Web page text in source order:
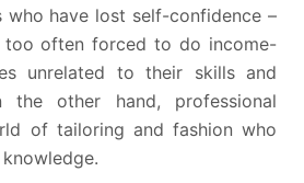
who have lost self-confidence –
too often forced to do income-
unrelated to their skills and
other hand, professional
of tailoring and fashion who